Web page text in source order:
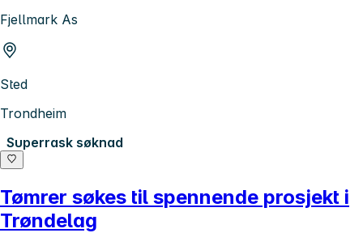
Fjellmark As
Sted
Trondheim
Superrask søknad
Tømrer søkes til spennende prosjekt i
Trøndelag